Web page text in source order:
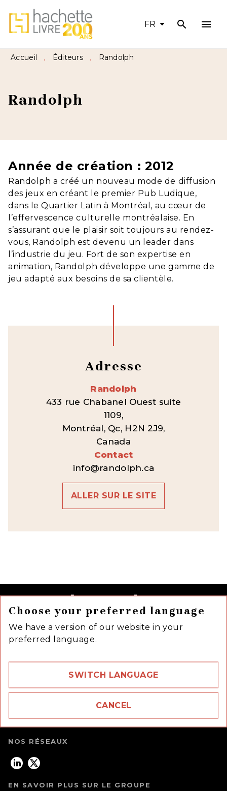
MENU RECHERCHE CONTENU
PIED DE PAGE
Choose your preferred language
We have a version of our website in your
preferred language.
SWITCH LANGUAGE
CANCEL
FR search menu
Accueil • Éditeurs • Randolph
Randolph
Année de création : 2012
Randolph a créé un nouveau mode de diffusion
des jeux en créant le premier Pub Ludique,
dans le Quartier Latin à Montréal, au cœur de
l’effervescence culturelle montréalaise. En
s’assurant que le plaisir soit toujours au rendez-
vous, Randolph est devenu un leader dans
l’industrie du jeu. Fort de son expertise en
animation, Randolph développe une gamme de
jeu adapté aux besoins de sa clientèle.
Adresse
Randolph
433 rue Chabanel Ouest suite
1109,
Montréal, Qc, H2N 2J9,
Canada
Contact
info@randolph.ca
ALLER SUR LE SITE
58 rue Jean Bleuzen,
92170 Vanves
question_answer Questions fréquentes
NOS RÉSEAUX
EN SAVOIR PLUS SUR LE GROUPE